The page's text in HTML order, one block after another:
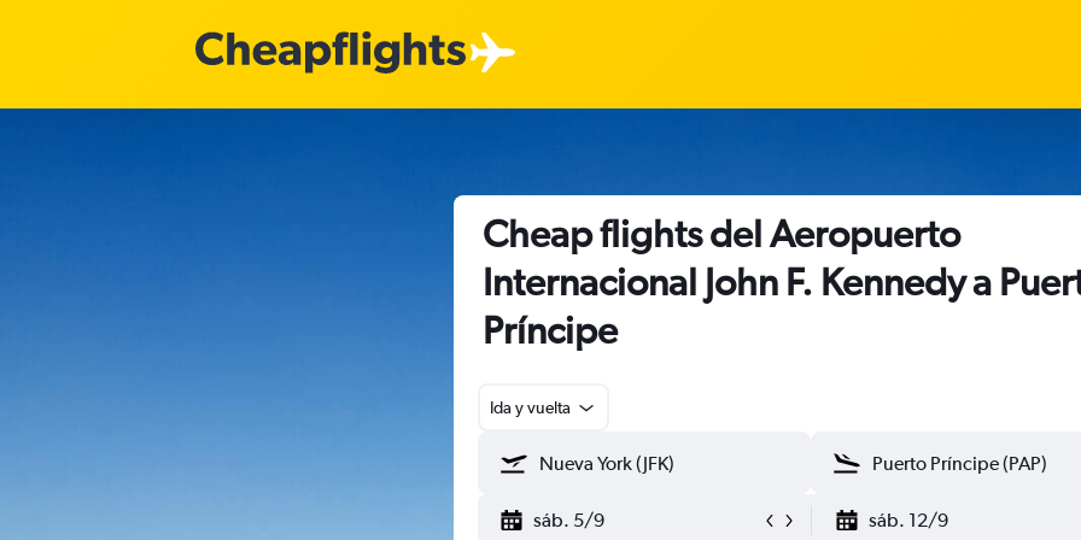
Cheap flights del Aeropuerto
Internacional John F. Kennedy a
Príncipe
Ida y vuelta
sáb. 5/9 sáb. 12/9